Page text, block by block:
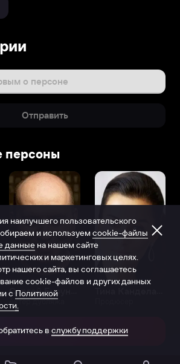
о персоне
Отправить
персоны
Актёр дубляжа
в приложении
наилучшего пользовательского
и используем cookie-файлы
данные на нашем сайте
и маркетинговых целях.
нашего сайта, вы соглашаетесь
cookie-файлов и других данных
с Политикой
в службу поддержки